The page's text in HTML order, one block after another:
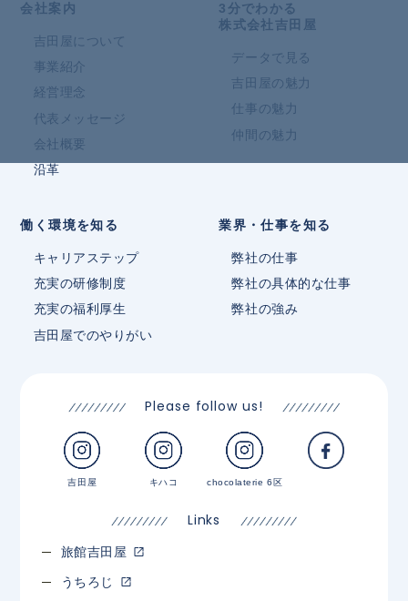
会社案内
吉田屋について
事業紹介
経営理念
代表メッセージ
会社概要
沿革
3分でわかる
株式会社吉田屋
データで見る
吉田屋の魅力
仕事の魅力
仲間の魅力
働く環境を知る
キャリアステップ
充実の研修制度
充実の福利厚生
吉田屋でのやりがい
業界・仕事を知る
弊社の仕事
弊社の具体的な仕事
弊社の強み
Links
旅館吉田屋
うちろじ
Please follow us!
吉田屋 キハコ chocolaterie 6区